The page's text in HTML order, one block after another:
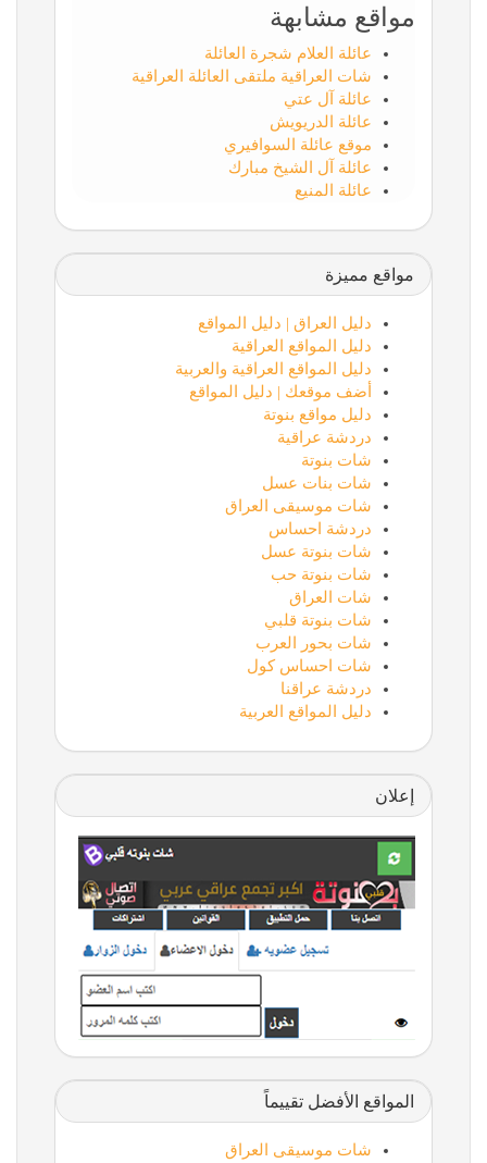
مواقع مشابهة
عائلة العلام شجرة العائلة
شات العراقية ملتقى العائلة العراقية
عائلة آل عتي
عائلة الدريويش
موقع عائلة السوافيري
عائلة آل الشيخ مبارك
عائلة المنيع
مواقع مميزة
دليل العراق | دليل المواقع
دليل المواقع العراقية
دليل المواقع العراقية والعربية
أضف موقعك | دليل المواقع
دليل مواقع بنوتة
دردشة عراقية
شات بنوتة
شات بنات عسل
شات موسيقى العراق
دردشة احساس
شات بنوتة عسل
شات بنوتة حب
شات العراق
شات بنوتة قلبي
شات بحور العرب
شات احساس كول
دردشة عراقنا
دليل المواقع العربية
إعلان
المواقع الأفضل تقييماً
شات موسيقى العراق